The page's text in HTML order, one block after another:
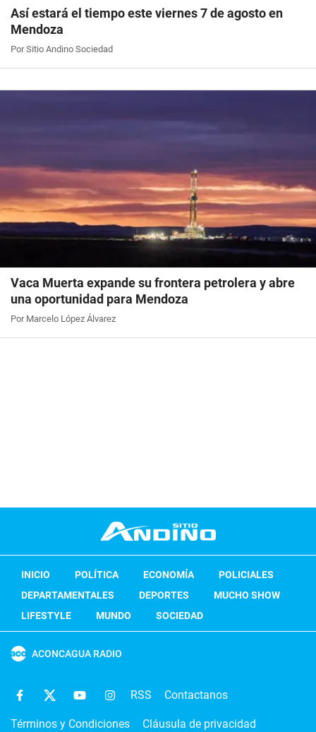
Así estará el tiempo este viernes 7 de agosto en
Mendoza
Por Sitio Andino Sociedad
Vaca Muerta expande su frontera petrolera y abre
una oportunidad para Mendoza
Por Marcelo López Álvarez
INICIO POLÍTICA ECONOMÍA
POLICIALES
DEPARTAMENTALES
DEPORTES
MUCHO SHOW
LIFESTYLE
MUNDO SOCIEDAD
ACONCAGUA RADIO
RSS Contactanos
Términos y Condiciones Cláusula de privacidad